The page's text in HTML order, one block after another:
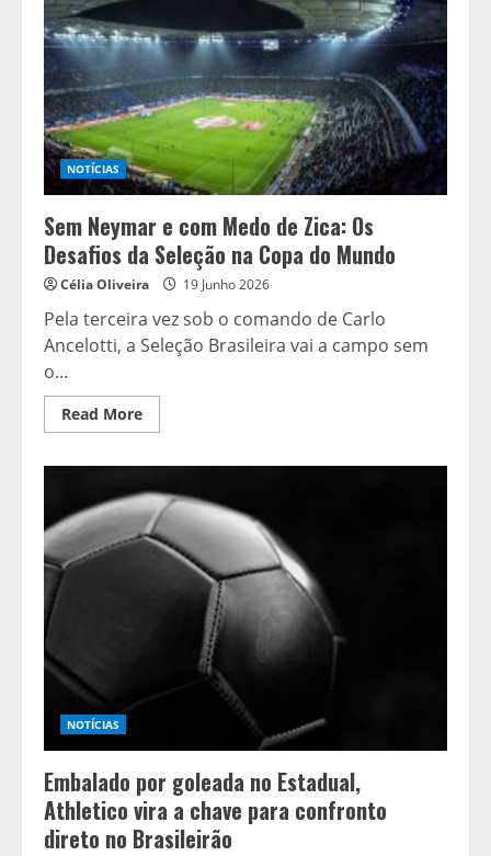
NOTÍCIAS
Sem Neymar e com Medo de Zica: Os
Desafios da Seleção na Copa do Mundo
Célia Oliveira 19 Junho 2026
Pela terceira vez sob o comando de Carlo
Ancelotti, a Seleção Brasileira vai a campo sem
o...
Read MoreRead
more
e
com
Medo
de
Zica:
Desafios
NOTÍCIAS
Embalado por goleada no Estadual,
Athletico vira a chave para confronto
direto no Brasileirão